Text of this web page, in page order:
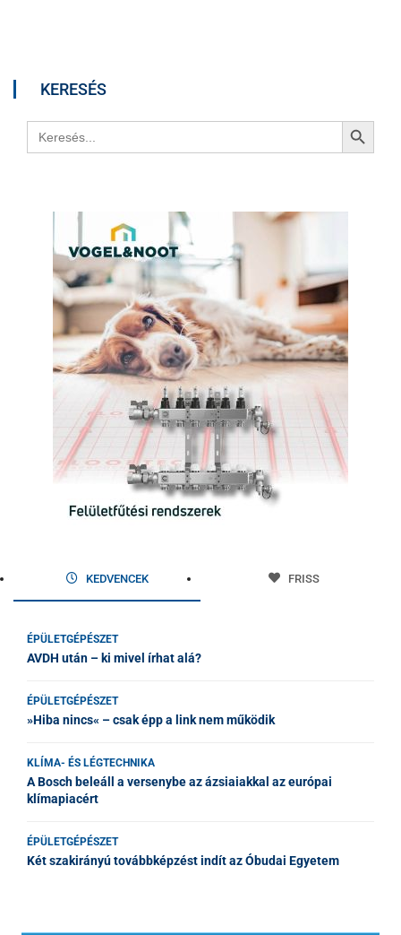
KERESÉS
Search
for:
Search Button
KEDVENCEK FRISS
ÉPÜLETGÉPÉSZET
AVDH után – ki mivel írhat alá?
ÉPÜLETGÉPÉSZET
»Hiba nincs« – csak épp a link nem működik
KLÍMA- ÉS LÉGTECHNIKA
A Bosch beleáll a versenybe az ázsiaiakkal az európai
klímapiacért
ÉPÜLETGÉPÉSZET
Két szakirányú továbbképzést indít az Óbudai Egyetem